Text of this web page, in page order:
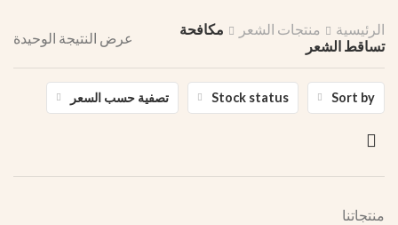
الرئيسية منتجات الشعر
مكافحة
تساقط الشعر
عرض النتيجة الوحيدة
Sort by
Stock status تصفية حسب السعر
منتجاتنا